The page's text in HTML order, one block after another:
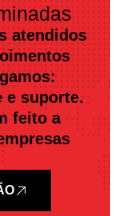
atendidos
e suporte.
feito a